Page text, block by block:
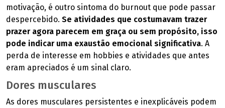
motivação, é outro sintoma do burnout que pode passar
despercebido. Se atividades que costumavam trazer
prazer agora parecem em graça ou sem propósito, isso
pode indicar uma exaustão emocional significativa. A
perda de interesse em hobbies e atividades que antes
eram apreciados é um sinal claro.
Dores musculares
As dores musculares persistentes e inexplicáveis podem